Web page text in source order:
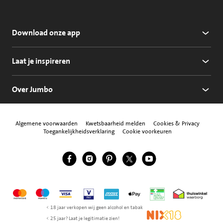
Download onze app
Laat je inspireren
Over Jumbo
Algemene voorwaarden Kwetsbaarheid melden
Cookies & Privacy
Toegankelijkheidsverklaring
Cookie voorkeuren
Volg ons
Jumbo Facebook
Jumbo Instagram
Jumbo Pinterest
Jumbo Twitter
Jumbo YouTube
MastercardMaestroVisa Vpay American Express
Apple Pay Thuiswinkel
< 18 jaar verkopen wij geen alcohol en tabak
< 25 jaar? Laat je legitimatie zien!
NIX18